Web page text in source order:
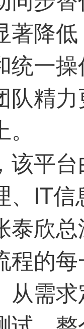
著降
统一
队精
该平
、IT
泰欣
程的
从需